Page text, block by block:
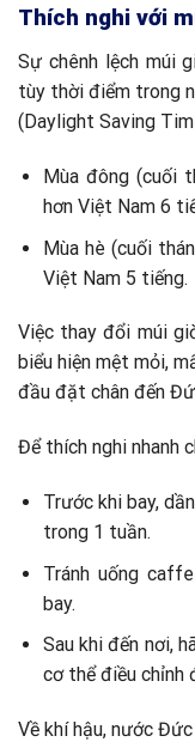
Thích nghi với
Sự chênh lệch múi
tùy thời điểm trong
(Daylight Saving
Mùa đông (cuối
hơn Việt Nam 6
Mùa hè (cuối
Việt Nam 5 tiếng.
Việc thay đổi múi
biểu hiện mệt mỏi,
đầu đặt chân đến
Để thích nghi nhanh
Trước khi bay,
trong 1 tuần.
Tránh uống
bay.
Sau khi đến nơi,
cơ thể điều chỉnh
Về khí hậu, nước